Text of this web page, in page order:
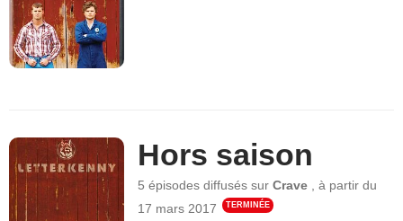
Hors saison
5 épisodes diffusés surCrave ,à partir du
17 mars 2017
TERMINÉE